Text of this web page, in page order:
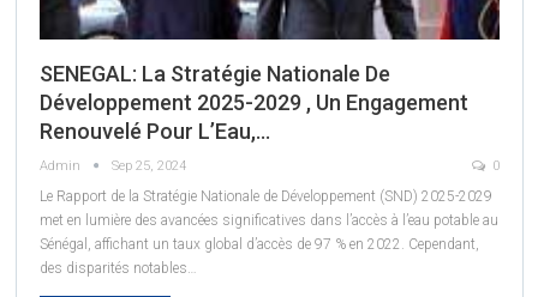
SENEGAL: La Stratégie Nationale De
Développement 2025-2029 , Un Engagement
Renouvelé Pour L’Eau,…
Admin Sep 25, 2024 0
Le Rapport de la Stratégie Nationale de Développement (SND) 2025-2029
met en lumière des avancées significatives dans l’accès à l’eau potable au
Sénégal, affichant un taux global d’accès de 97 % en 2022. Cependant,
des disparités notables